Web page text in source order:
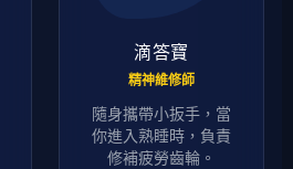
滴答寶
精神維修師
隨身攜帶小扳手，當
你進入熟睡時，負責
修補疲勞齒輪。